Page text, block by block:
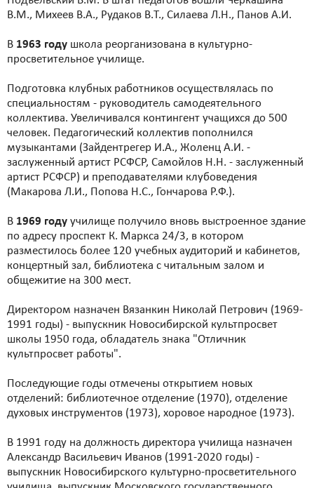
В.М., Михеев В.А., Рудаков В.Т., Силаева Л.Н., Панов А.И.
В 1963 году школа реорганизована в культурно-
просветительное училище.
Подготовка клубных работников осуществлялась по
специальностям - руководитель самодеятельного
коллектива. Увеличивался контингент учащихся до 500
человек. Педагогический коллектив пополнился
музыкантами (Зайдентрегер И.А., Жоленц А.И. -
заслуженный артист РСФСР, Самойлов Н.Н. - заслуженный
артист РСФСР) и преподавателями клубоведения
(Макарова Л.И., Попова Н.С., Гончарова Р.Ф.).
В 1969 году училище получило вновь выстроенное здание
по адресу проспект К. Маркса 24/3, в котором
разместилось более 120 учебных аудиторий и кабинетов,
концертный зал, библиотека с читальным залом и
общежитие на 300 мест.
Директором назначен Вязанкин Николай Петрович (1969-
1991 годы) - выпускник Новосибирской культпросвет
школы 1950 года, обладатель знака "Отличник
культпросвет работы".
Последующие годы отмечены открытием новых
отделений: библиотечное отделение (1970), отделение
духовых инструментов (1973), хоровое народное (1973).
В 1991 году на должность директора училища назначен
Александр Васильевич Иванов (1991-2020 годы) -
выпускник Новосибирского культурно-просветительного